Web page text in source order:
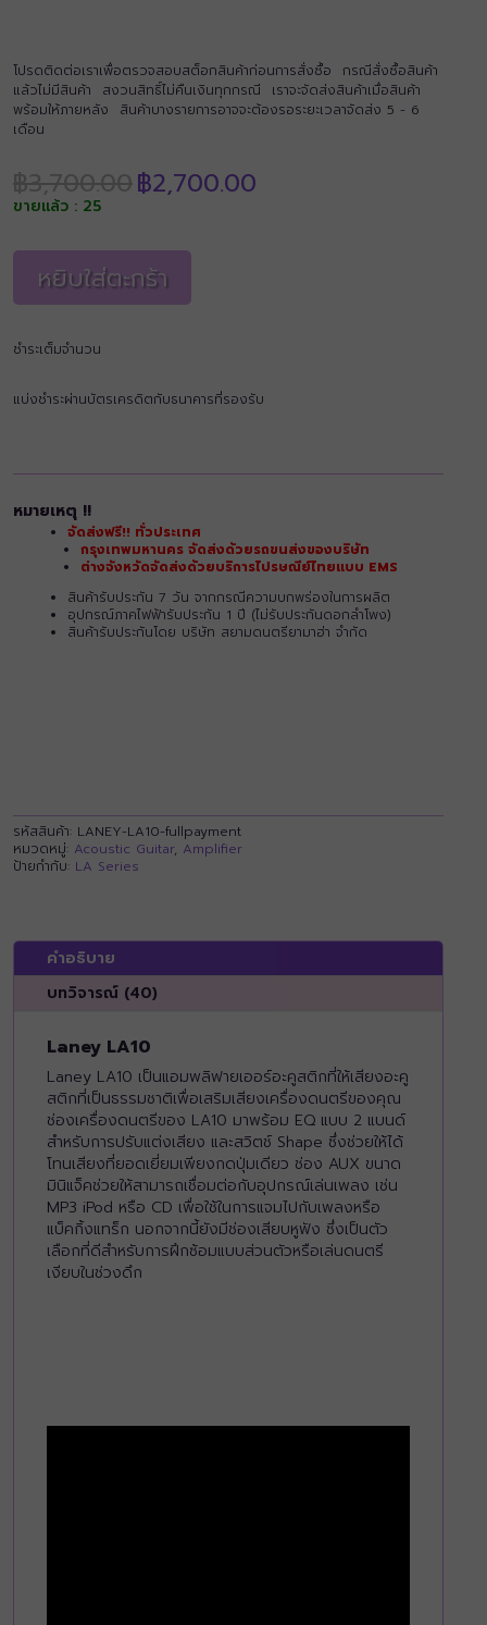
โปรดติดต่อเราเพื่อตรวจสอบสต็อกสินค้าก่อนการสั่งซื้อ กรณีสั่งซื้อสินค้า
แล้วไม่มีสินค้า สงวนสิทธิ์ไม่คืนเงินทุกกรณี เราจะจัดส่งสินค้าเมื่อสินค้า
พร้อมให้ภายหลัง สินค้าบางรายการอาจจะต้องรอระยะเวลาจัดส่ง 5 - 6
เดือน
฿3,700.00Original
price
฿3,700.00.
฿2,700.00
ขายแล้ว : 25
หยิบใส่ตะกร้า
ชำระเต็มจำนวน
แบ่งชำระผ่านบัตรเครดิตกับธนาคารที่รองรับ
หมายเหตุ !!
จัดส่งฟรี!! ทั่วประเทศ
กรุงเทพมหานคร จัดส่งด้วยรถขนส่งของบริษัท
ต่างจังหวัดจัดส่งด้วยบริการไปรษณีย์ไทยแบบ EMS
สินค้ารับประกัน 7 วัน จากกรณีความบกพร่องในการผลิต
อุปกรณ์ภาคไฟฟ้ารับประกัน 1 ปี (ไม่รับประกันดอกลำโพง)
สินค้ารับประกันโดย บริษัท สยามดนตรียามาฮ่า จำกัด
รหัสสินค้า: LANEY-LA10-fullpayment
หมวดหมู่: Acoustic Guitar, Amplifier
ป้ายกำกับ: LA Series
คำอธิบาย
บทวิจารณ์ (40)
Laney LA10
Laney LA10 เป็นแอมพลิฟายเออร์อะคูสติกที่ให้เสียงอะคู
สติกที่เป็นธรรมชาติเพื่อเสริมเสียงเครื่องดนตรีของคุณ
ช่องเครื่องดนตรีของ LA10 มาพร้อม EQ แบบ 2 แบนด์
สำหรับการปรับแต่งเสียง และสวิตช์ Shape ซึ่งช่วยให้ได้
โทนเสียงที่ยอดเยี่ยมเพียงกดปุ่มเดียว ช่อง AUX ขนาด
มินิแจ็คช่วยให้สามารถเชื่อมต่อกับอุปกรณ์เล่นเพลง เช่น
MP3 iPod หรือ CD เพื่อใช้ในการแจมไปกับเพลงหรือ
แบ็คกิ้งแทร็ก นอกจากนี้ยังมีช่องเสียบหูฟัง ซึ่งเป็นตัว
เลือกที่ดีสำหรับการฝึกซ้อมแบบส่วนตัวหรือเล่นดนตรี
เงียบในช่วงดึก